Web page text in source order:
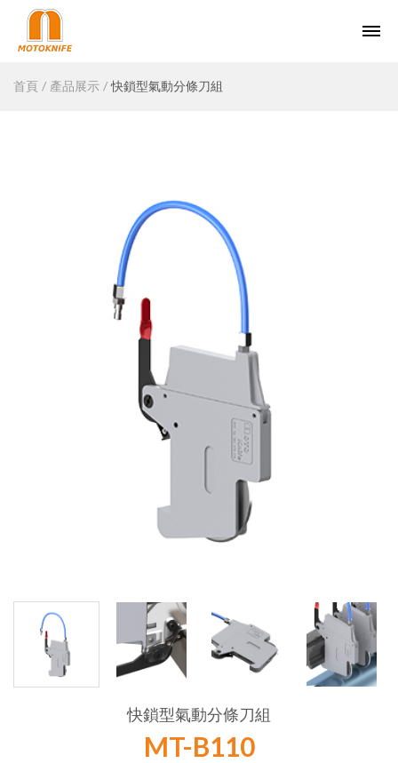
首頁 產品展示 快鎖型氣動分條刀組
快鎖型氣動分條刀組
MT-B110